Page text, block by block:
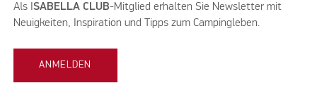
Als I SABELLA CLUB-Mitglied erhalten Sie Newsletter mit
Neuigkeiten, Inspiration und Tipps zum Campingleben.
ANMELDEN